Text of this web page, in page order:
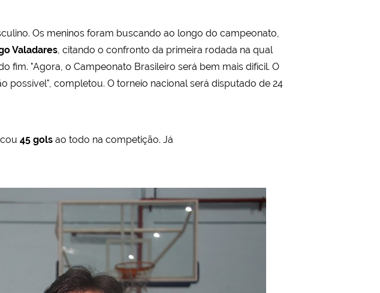
Os meninos foram buscando ao longo do campeonato,
Valadares, citando o confronto da primeira rodada na qual
fim. "Agora, o Campeonato Brasileiro será bem mais difícil. O
possível", completou. O torneio nacional será disputado de 24
45 gols ao todo na competição. Já